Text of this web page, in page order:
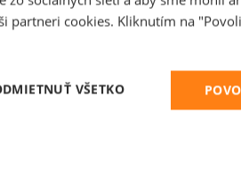
partneri cookies. Kliknutím na
VŠETKO